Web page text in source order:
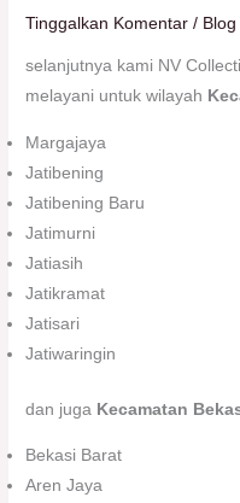
Tinggalkan Komentar / Blog
selanjutnya kami NV
melayani untuk wilayah
Margajaya
Jatibening
Jatibening Baru
Jatimurni
Jatiasih
Jatikramat
Jatisari
Jatiwaringin
dan juga Kecamatan
Bekasi Barat
Aren Jaya